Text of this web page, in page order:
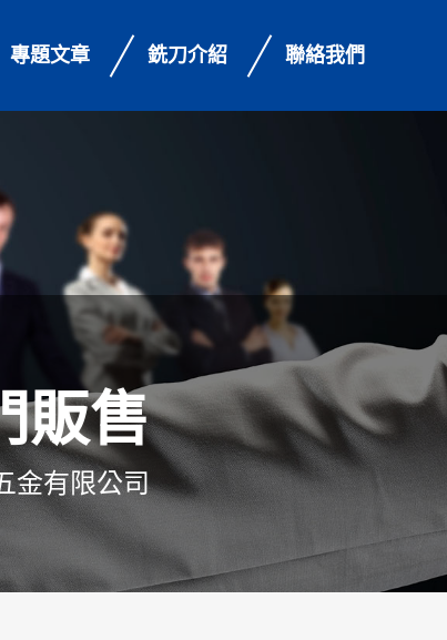
專題文章 銑刀介紹 聯絡我們
販售
金有限公司